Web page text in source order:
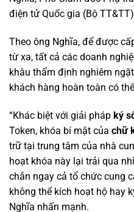
điện tử Quốc gia (Bộ
Theo ông Nghĩa, để được
từ xa, tất cả các doanh
khâu thẩm định nghiêm
khách hàng hoàn toàn có
“Khác biệt với giải pháp ký
Token, khóa bí mật của chữ
trữ tại trung tâm của nhà
hoạt khóa này lại trải qua
chắn ngay cả tổ chức cung
không thể kích hoạt hộ hay
Nghĩa nhấn mạnh.